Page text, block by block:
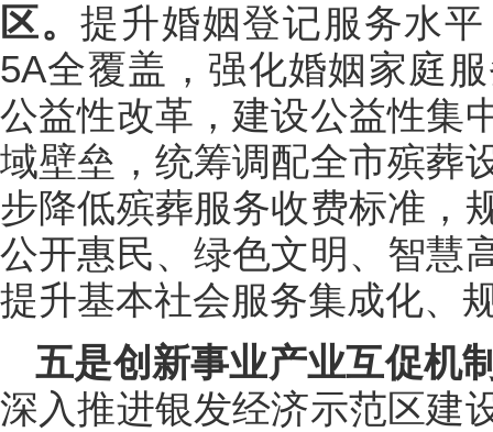
区。提升婚姻登记服务水
5A全覆盖，强化婚姻家庭
公益性改革，建设公益性集
域壁垒，统筹调配全市殡葬
步降低殡葬服务收费标准，
公开惠民、绿色文明、智慧
提升基本社会服务集成化、
五是创新事业产业互促机
深入推进银发经济示范区建